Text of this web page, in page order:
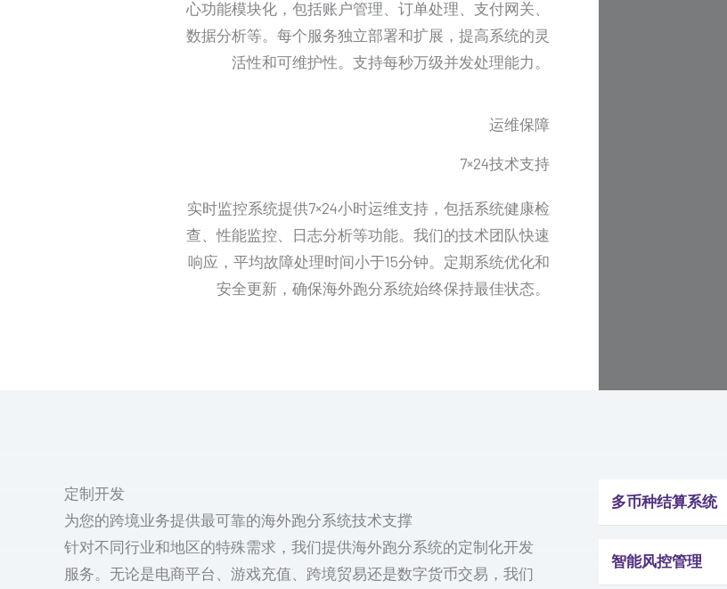
心功能模块化，包括账户管理、订单处理、支付网关、
数据分析等。每个服务独立部署和扩展，提高系统的灵
活性和可维护性。支持每秒万级并发处理能力。
运维保障
7×24技术支持
实时监控系统提供7×24小时运维支持，包括系统健康检
查、性能监控、日志分析等功能。我们的技术团队快速
响应，平均故障处理时间小于15分钟。定期系统优化和
安全更新，确保海外跑分系统始终保持最佳状态。
定制开发
为您的跨境业务提供最可靠的海外跑分系统技术支撑
针对不同行业和地区的特殊需求，我们提供海外跑分系统的定制化开发
服务。无论是电商平台、游戏充值、跨境贸易还是数字货币交易，我们
多币种结算系统
智能风控管理